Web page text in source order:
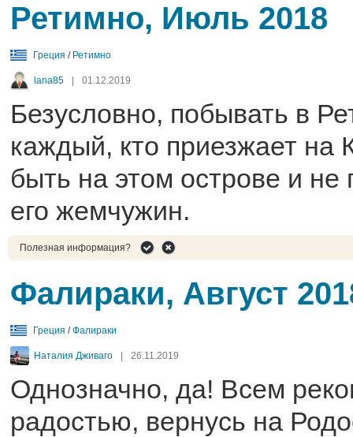
Ретимно, Июль 2018
Греция / Ретимно
lana85 01.12.2019
Безусловно, побывать в
каждый, кто приезжает на
быть на этом острове и не
его жемчужин.
Полезная информация?
Фалираки, Август
Греция /Фалираки
Наталия Дживаго 26.11.2019
Однозначно, да! Всем
радостью, вернусь на